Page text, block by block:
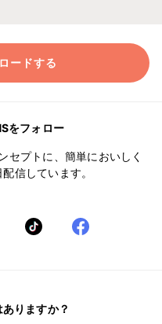
ードする
をフォロー
セプトに、簡単においしく
信しています。
りますか？